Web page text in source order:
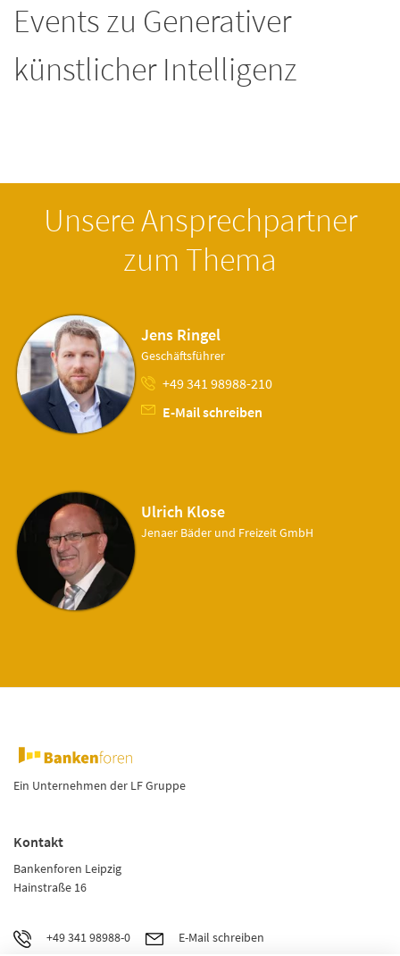
Events zu Generativer
künstlicher Intelligenz
Unsere Ansprechpartner
zum Thema
Jens Ringel
Geschäftsführer
+49 341 98988-210
E-Mail schreiben
Ulrich Klose
Jenaer Bäder und Freizeit GmbH
Ein Unternehmen der LF Gruppe
Kontakt
Bankenforen Leipzig
Hainstraße 16
+49 341 98988-0 E-Mail schreiben